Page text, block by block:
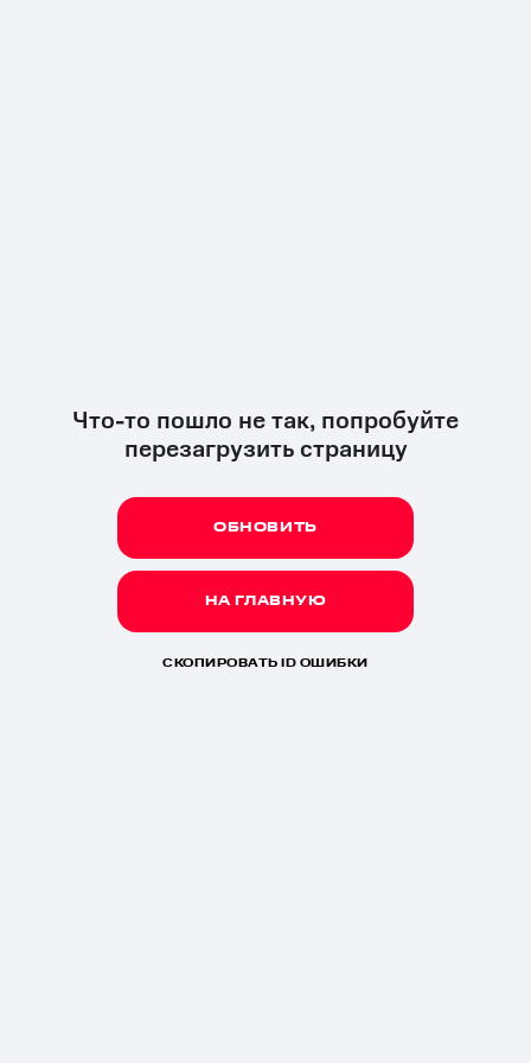
Что-то пошло не так, попробуйте
перезагрузить страницу
ОБНОВИТЬ
НА ГЛАВНУЮ
СКОПИРОВАТЬ ID ОШИБКИ